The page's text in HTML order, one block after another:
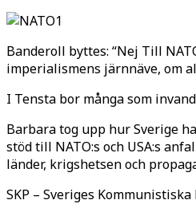
Banderoll byttes: “Nej Till
imperialismens järnnäve, om
I Tensta bor många som
Barbara tog upp hur Sverige
stöd till NATO:s och USA:s
länder, krigshetsen och
SKP – Sveriges